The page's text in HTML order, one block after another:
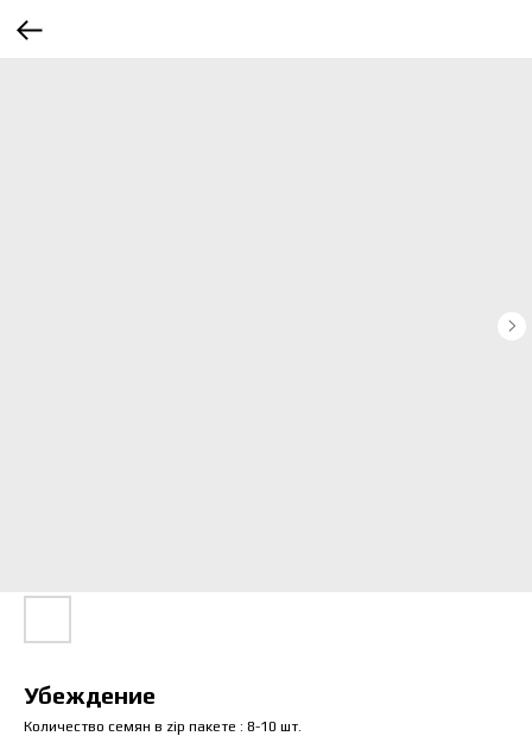
Убеждение
Количество семян в zip пакете : 8-10 шт.